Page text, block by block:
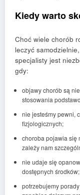
Kiedy warto
Choć wiele chorób
leczyć
specjalisty jest
gdy:
objawy chorób są
stosowania
nie jesteśmy pewni,
fizjologicznych;
choroba pojawia się
zależy nam
nie udaje się
dostępnych środków;
potrzebujemy